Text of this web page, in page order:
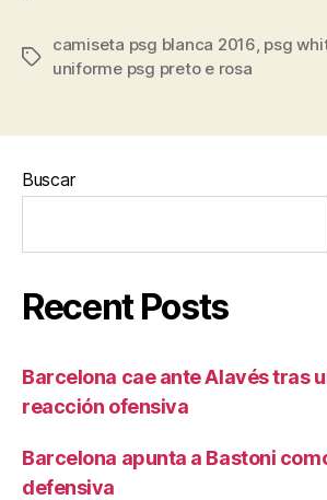
Etiquetas
camiseta psg blanca 2016 psg
uniforme psg preto e rosa
Buscar
Recent Posts
Barcelona cae ante Alavés tras
reacción ofensiva
Barcelona apunta a Bastoni
defensiva